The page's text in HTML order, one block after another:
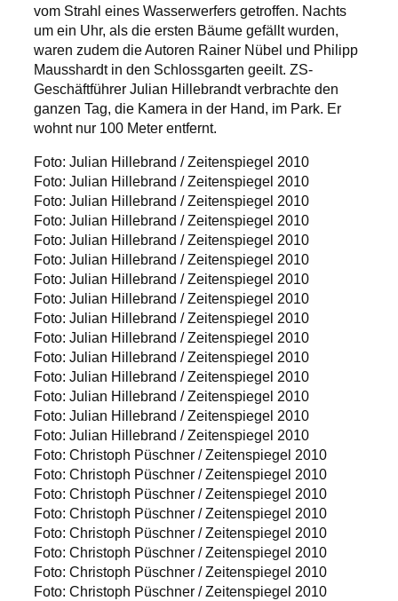
vom Strahl eines Wasserwerfers getroffen. Nachts
um ein Uhr, als die ersten Bäume gefällt wurden,
waren zudem die Autoren Rainer Nübel und Philipp
Mausshardt in den Schlossgarten geeilt. ZS-
Geschäftführer Julian Hillebrandt verbrachte den
ganzen Tag, die Kamera in der Hand, im Park. Er
wohnt nur 100 Meter entfernt.
Foto: Julian Hillebrand / Zeitenspiegel 2010
Foto: Julian Hillebrand / Zeitenspiegel 2010
Foto: Julian Hillebrand / Zeitenspiegel 2010
Foto: Julian Hillebrand / Zeitenspiegel 2010
Foto: Julian Hillebrand / Zeitenspiegel 2010
Foto: Julian Hillebrand / Zeitenspiegel 2010
Foto: Julian Hillebrand / Zeitenspiegel 2010
Foto: Julian Hillebrand / Zeitenspiegel 2010
Foto: Julian Hillebrand / Zeitenspiegel 2010
Foto: Julian Hillebrand / Zeitenspiegel 2010
Foto: Julian Hillebrand / Zeitenspiegel 2010
Foto: Julian Hillebrand / Zeitenspiegel 2010
Foto: Julian Hillebrand / Zeitenspiegel 2010
Foto: Julian Hillebrand / Zeitenspiegel 2010
Foto: Julian Hillebrand / Zeitenspiegel 2010
Foto: Christoph Püschner / Zeitenspiegel 2010
Foto: Christoph Püschner / Zeitenspiegel 2010
Foto: Christoph Püschner / Zeitenspiegel 2010
Foto: Christoph Püschner / Zeitenspiegel 2010
Foto: Christoph Püschner / Zeitenspiegel 2010
Foto: Christoph Püschner / Zeitenspiegel 2010
Foto: Christoph Püschner / Zeitenspiegel 2010
Foto: Christoph Püschner / Zeitenspiegel 2010